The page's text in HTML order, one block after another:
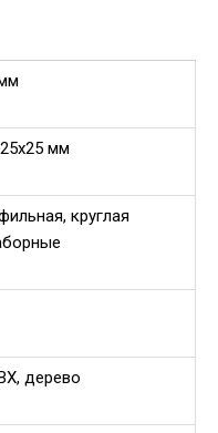
мм
круглая
дерево